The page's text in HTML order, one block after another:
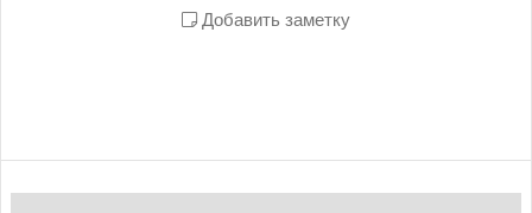
Добавить заметку